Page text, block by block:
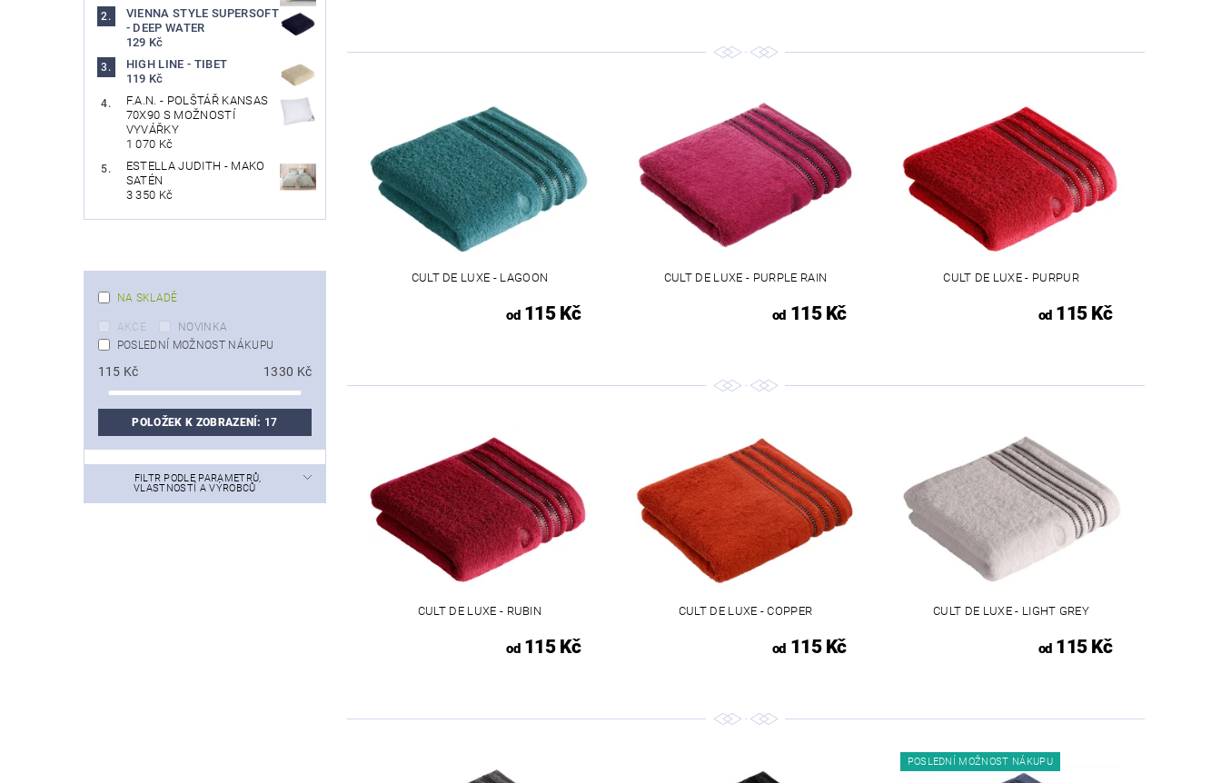
VIENNA STYLE SUPERSOFT
- DEEP WATER
129 Kč
HIGH LINE - TIBET
119 Kč
F.A.N. - POLŠTÁŘ KANSAS
70X90 S MOŽNOSTÍ
VYVÁŘKY
1 070 Kč
ESTELLA JUDITH - MAKO
SATÉN
3 350 Kč
NA SKLADĚ
AKCE
NOVINKA
POSLEDNÍ MOŽNOST NÁKUPU
115 Kč 1330 Kč
POLOŽEK K ZOBRAZENÍ: 17
FILTR PODLE PARAMETRŮ,
VLASTNOSTÍ A VÝROBCŮ
CULT DE LUXE - LAGOON
od115 Kč
CULT DE LUXE - PURPLE RAIN
od 115 Kč
CULT DE LUXE - PURPUR
od115 Kč
CULT DE LUXE - RUBIN
od115 Kč
CULT DE LUXE - COPPER
od 115 Kč
CULT DE LUXE - LIGHT GREY
od115 Kč
POSLEDNÍ MOŽNOST NÁKUPU